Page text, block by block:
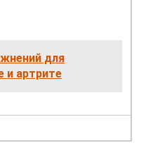
для
и артрите